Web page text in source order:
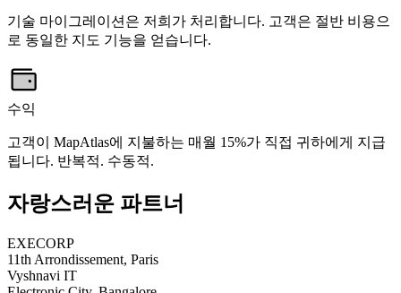
기술 마이그레이션은 저희가 처리합니다. 고객은 절반 비용으
로 동일한 지도 기능을 얻습니다.
수익
고객이 MapAtlas에 지불하는 매월 15%가 직접 귀하에게 지급
됩니다. 반복적. 수동적.
자랑스러운 파트너
EXECORP
11th Arrondissement, Paris
Vyshnavi IT